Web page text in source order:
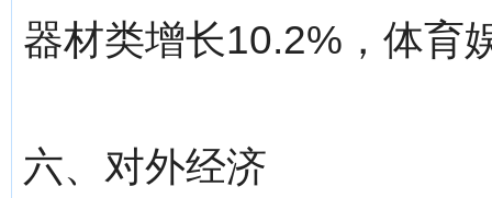
器材类增长10.2%，体育
六、对外经济